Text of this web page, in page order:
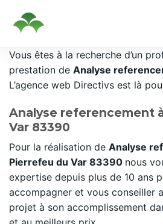
Passer
au
contenu
Vous êtes à la recherche d’un
prestation de Analyse
L’agence web Directivs est là
Analyse referencement
Var 83390
Pour la réalisation de Analyse
Pierrefeu du Var 83390 nous
expertise depuis plus de 10 ans
accompagner et vous conseiller
projet à son accomplissement